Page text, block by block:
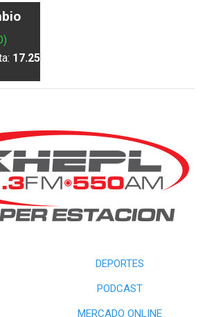
17.25
DEPORTES
PODCAST
MERCADO ONLINE